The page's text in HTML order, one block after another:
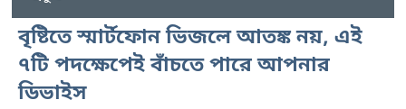
বৃষ্টিতে স্মার্টফোন ভিজলে আতঙ্ক নয়, এই
৭টি পদক্ষেপেই বাঁচতে পারে আপনার
ডিভাইস